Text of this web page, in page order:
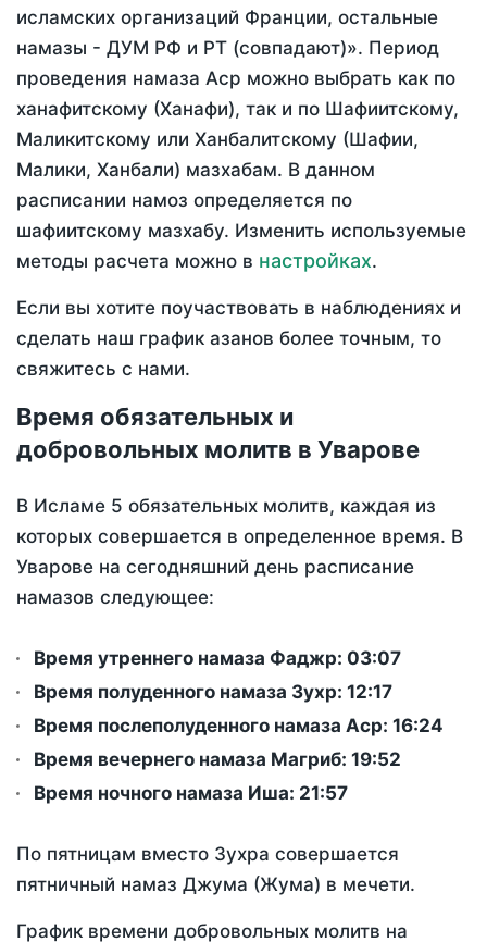
исламских организаций Франции, остальные
намазы - ДУМ РФ и РТ (совпадают)». Период
проведения намаза Аср можно выбрать как по
ханафитскому (Ханафи), так и по Шафиитскому,
Маликитскому или Ханбалитскому (Шафии,
Малики, Ханбали) мазхабам. В данном
расписании намоз определяется по
шафиитскому мазхабу. Изменить используемые
методы расчета можно в настройках.
Если вы хотите поучаствовать в наблюдениях и
сделать наш график азанов более точным, то
свяжитесь с нами.
Время обязательных и
добровольных молитв в Уварове
В Исламе 5 обязательных молитв, каждая из
которых совершается в определенное время. В
Уварове на сегодняшний день расписание
намазов следующее:
Время утреннего намаза Фаджр: 03:07
Время полуденного намаза Зухр: 12:17
Время послеполуденного намаза Аср: 16:24
Время вечернего намаза Магриб: 19:52
Время ночного намаза Иша: 21:57
По пятницам вместо Зухра совершается
пятничный намаз Джума (Жума) в мечети.
График времени добровольных молитв на